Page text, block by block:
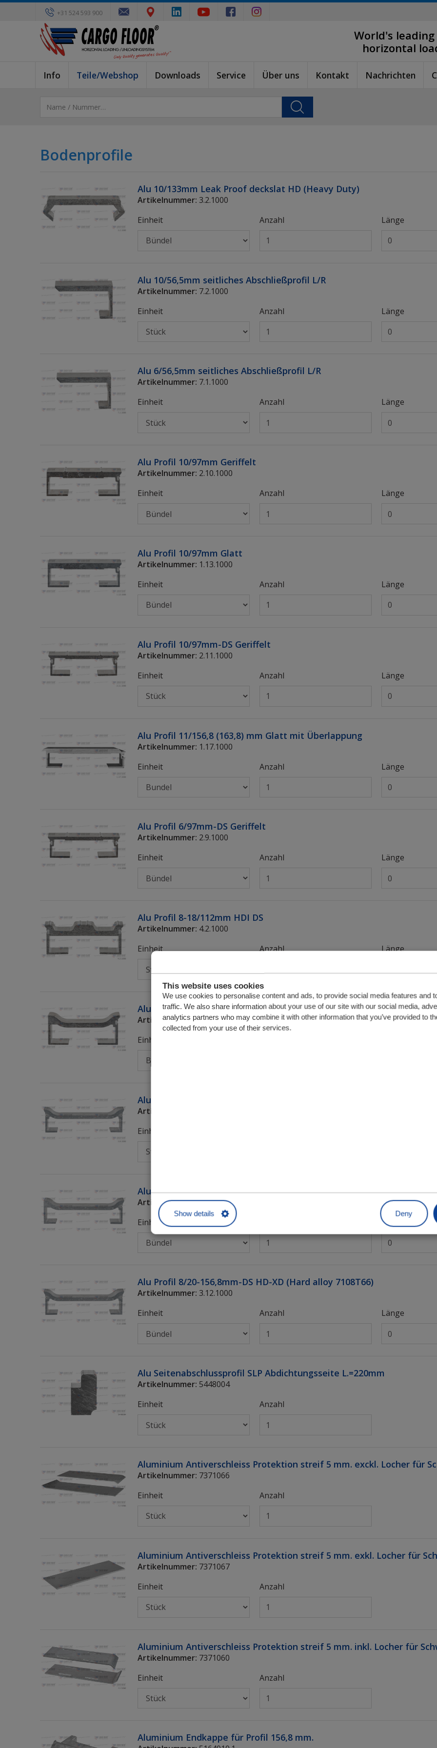
This website uses cookies
We use cookies to personalise content and ads, to provide social media features and
traffic. We also share information about your use of our site with our social media,
analytics partners who may combine it with other information that you’ve provided to
collected from your use of their services.
Show details Deny
+31 524 593 900
World's
horizontal
Info Teile/Webshop Downloads Service Über uns Kontakt Nachrichten
Bodenprofile
Alu 10/133mm Leak Proof deckslat HD (Heavy Duty)
Artikelnummer: 3.2.1000
Einheit
Anzahl Länge
Alu 10/56,5mm seitliches Abschließprofil L/R
Artikelnummer: 7.2.1000
Einheit
Anzahl Länge
Alu 6/56,5mm seitliches Abschließprofil L/R
Artikelnummer: 7.1.1000
Einheit
Anzahl Länge
Alu Profil 10/97mm Geriffelt
Artikelnummer: 2.10.1000
Einheit
Anzahl Länge
Alu Profil 10/97mm Glatt
Artikelnummer: 1.13.1000
Einheit
Anzahl Länge
Alu Profil 10/97mm-DS Geriffelt
Artikelnummer: 2.11.1000
Einheit
Anzahl Länge
Alu Profil 11/156,8 (163,8) mm Glatt mit Überlappung
Artikelnummer: 1.17.1000
Einheit
Anzahl Länge
Alu Profil 6/97mm-DS Geriffelt
Artikelnummer: 2.9.1000
Einheit
Anzahl Länge
Alu Profil 8-18/112mm HDI DS
Artikelnummer: 4.2.1000
Einheit
Anzahl Länge
Alu Profil 8-20/112mm HD
Artikelnummer:3.3.1000
Einheit
Alu Profil 8-20/112mm-DS HD
Artikelnummer:
Einheit
Alu Profil 8/20-156,8mm HD-XD (Hard alloy 7108T66)
Artikelnummer:3.11.1000
Einheit
Länge
Alu Profil 8/20-156,8mm-DS HD-XD (Hard alloy 7108T66)
Artikelnummer: 3.12.1000
Einheit
Anzahl Länge
Alu Seitenabschlussprofil SLP Abdichtungsseite L.=220mm
Artikelnummer: 5448004
Einheit
Anzahl
Aluminium Antiverschleiss Protektion streif 5 mm. exckl. Locher für
Artikelnummer: 7371066
Einheit
Anzahl
Aluminium Antiverschleiss Protektion streif 5 mm. exkl. Locher für
Artikelnummer: 7371067
Einheit
Anzahl
Aluminium Antiverschleiss Protektion streif 5 mm. inkl. Locher für
Artikelnummer: 7371060
Einheit
Anzahl
Aluminium Endkappe für Profil 156,8 mm.